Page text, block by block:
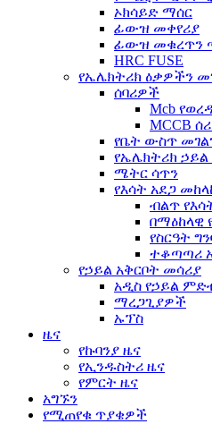
ኦክሳይድ ማሰር
ፊውዝ መቀየሪያ
ፊውዝ መቁረጥን
HRC FUSE
የኤሌክትሪክ ዕቃዎችን
ሰባሪዎች
Mcb
MCCB
የቤት ውስጥ
የኤሌክትሪክ
ሜትር ሳጥን
የእሳት አደጋ
ብልጥ
በማዕከላዊ
የስርዓት
ተቆጣጣሪ
የኃይል አቅርቦት መሳሪያ
አዲስ የኃይል
ማረጋጊያዎች
ኡፕስ
ዜና
የኩባንያ ዜና
የኢንዱስትሪ ዜና
የምርት ዜና
አግኙን
የሚጠየቁ ጥያቄዎች